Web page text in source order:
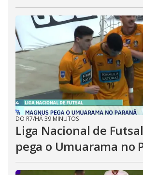
DO R7/HÁ 39 MINUTOS
Liga Nacional de
pega o Umuarama no